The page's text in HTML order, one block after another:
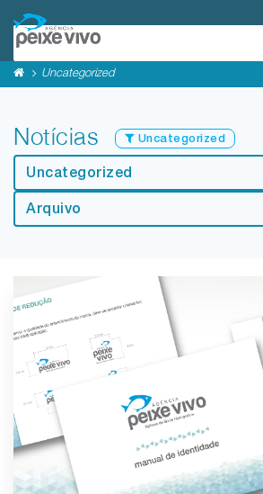
Uncategorized
Notícias Uncategorized
Uncategorized
Arquivo